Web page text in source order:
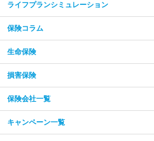
ライフプランシミュレーション
保険コラム
生命保険
損害保険
保険会社一覧
キャンペーン一覧